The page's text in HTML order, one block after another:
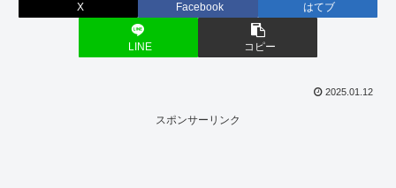
X Facebook はてブ
LINE コピー
2025.01.12
スポンサーリンク